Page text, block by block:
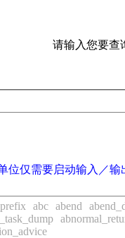
请输入您要查
位仅需要启动输入／
abc abend